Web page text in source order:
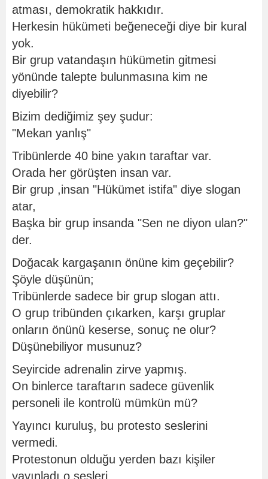
atması, demokratik hakkıdır.
Herkesin hükümeti beğeneceği diye bir kural
yok.
Bir grup vatandaşın hükümetin gitmesi
yönünde talepte bulunmasına kim ne
diyebilir?
Bizim dediğimiz şey şudur:
"Mekan yanlış"
Tribünlerde 40 bine yakın taraftar var.
Orada her görüşten insan var.
Bir grup ,insan "Hükümet istifa" diye slogan
atar,
Başka bir grup insanda "Sen ne diyon ulan?"
der.
Doğacak kargaşanın önüne kim geçebilir?
Şöyle düşünün;
Tribünlerde sadece bir grup slogan attı.
O grup tribünden çıkarken, karşı gruplar
onların önünü keserse, sonuç ne olur?
Düşünebiliyor musunuz?
Seyircide adrenalin zirve yapmış.
On binlerce taraftarın sadece güvenlik
personeli ile kontrolü mümkün mü?
Yayıncı kuruluş, bu protesto seslerini
vermedi.
Protestonun olduğu yerden bazı kişiler
yayınladı o sesleri.